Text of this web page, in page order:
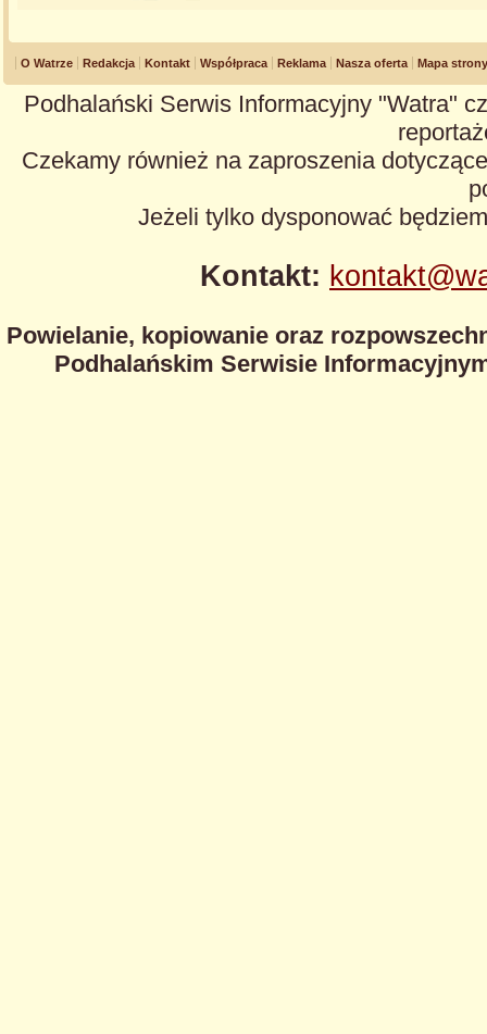
O Watrze Redakcja Kontakt Współpraca Reklama Nasza oferta Mapa strony
Podhalański Serwis Informacyjny "Watra"
Czekamy również na zaproszenia
Jeżeli tylko dysponować
Kontakt:
Powielanie, kopiowanie oraz
Podhalańskim Serwisie